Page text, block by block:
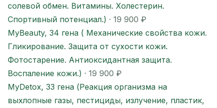
солевой обмен. Витамины. Холестерин.
Спортивный потенциал.) · 19 900 ₽
MyBeauty, 34 гена ( Механические свойства кожи.
Гликирование. Защита от сухости кожи.
Фотостарение. Антиоксидантная защита.
Воспаление кожи.) · 19 900 ₽
MyDetox, 33 гена (Реакция организма на
выхлопные газы, пестициды, излучение, пластик,